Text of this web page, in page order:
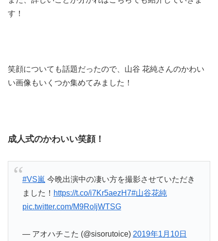
す！
笑顔についても話題だったので、山谷 花純さんのかわい
い画像もいくつか集めてみました！
成人式のかわいい笑顔！
#VS嵐 今晩出演中の凄い方を撮影させていただき
ました！ https://t.co/i7Kr5aezH7#山谷花純
pic.twitter.com/M9RoIjWTSG
— アオハチこた (@sisorutoice) 2019年1月10日